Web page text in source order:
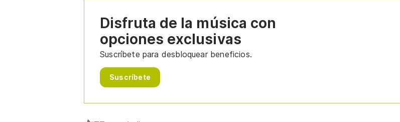
Disfruta de la música con
opciones exclusivas
Suscríbete para desbloquear beneficios.
Suscríbete